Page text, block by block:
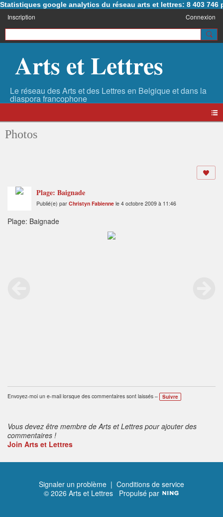
Statistiques google analytics du réseau arts et lettres: 8 403 746
Inscription Connexion
Arts et Lettres
Photos
Plage: Baignade
Publié(e) par Christyn Fabienne le 4 octobre 2009 à 11:46
Plage: Baignade
Envoyez-moi un e-mail lorsque des commentaires sont laissés – Suivre
Vous devez être membre de Arts et Lettres pour ajouter des
commentaires !
Join Arts et Lettres
Signaler un problème | Conditions de service
© 2026 Arts et Lettres Propulsé par